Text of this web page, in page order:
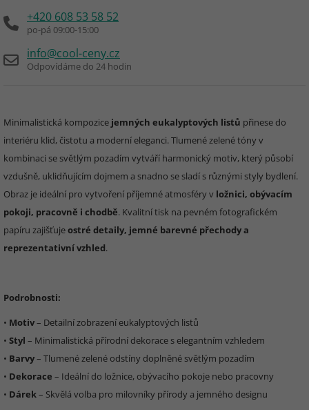
+420 608 53 58 52
po-pá 09:00-15:00
info@cool-ceny.cz
Odpovídáme do 24 hodin
Minimalistická kompozice jemných eukalyptových listů přinese do
interiéru klid, čistotu a moderní eleganci. Tlumené zelené tóny v
kombinaci se světlým pozadím vytváří harmonický motiv, který působí
vzdušně, uklidňujícím dojmem a snadno se sladí s různými styly bydlení.
Obraz je ideální pro vytvoření příjemné atmosféry v ložnici, obývacím
pokoji, pracovně i chodbě. Kvalitní tisk na pevném fotografickém
papíru zajišťujeostré detaily, jemné barevné přechody a
reprezentativní vzhled.
Podrobnosti:
• Motiv– Detailní zobrazení eukalyptových listů
• Styl – Minimalistická přírodní dekorace s elegantním vzhledem
• Barvy– Tlumené zelené odstíny doplněné světlým pozadím
• Dekorace – Ideální do ložnice, obývacího pokoje nebo pracovny
• Dárek– Skvělá volba pro milovníky přírody a jemného designu